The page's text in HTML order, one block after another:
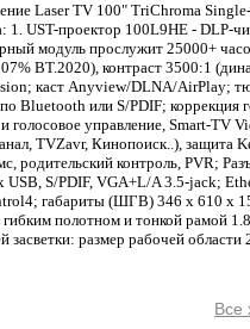
Laser TV 100" TriChroma
1. UST-проектор 100L9HE - DLP-
модуль прослужит 25000+
BT.2020), контраст 3500:1
каст Anyview/DLNA/AirPlay;
Bluetooth или S/PDIF; коррекция
голосовое управление, Smart-TV
TVZavr, Кинопоиск..), защита
родительский контроль, PVR;
S/PDIF, VGA+L/A 3.5-jack;
габариты (ШГВ) 346 x 610 x
полотном и тонкой рамой
засветки: размер рабочей
Все